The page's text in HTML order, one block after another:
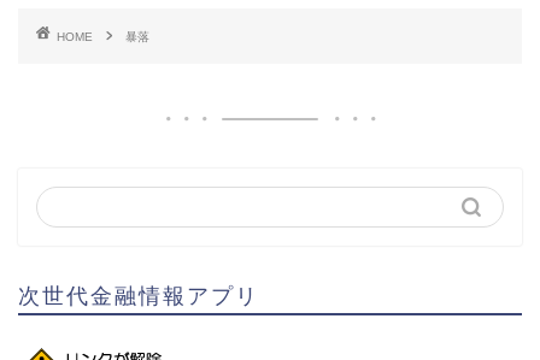
HOME 暴落
次世代金融情報アプリ